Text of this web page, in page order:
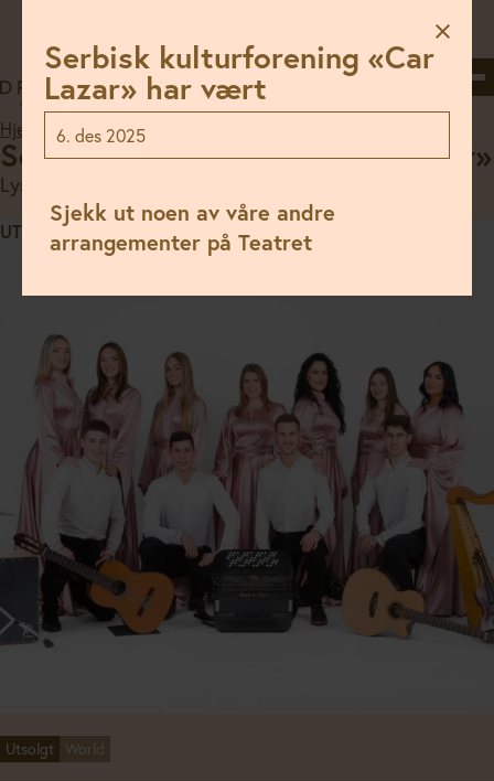
innhold
Hjem Program//Serbisk kulturforening «Car Lazar»
Serbisk kulturforening «Car Lazar»
Lyset i mørket
UTSOLGT
Utsolgt World
Serbisk kulturforening «Car
Lazar» har vært
6. des 2025
Sjekk ut noen av våre andre
arrangementer på Teatret